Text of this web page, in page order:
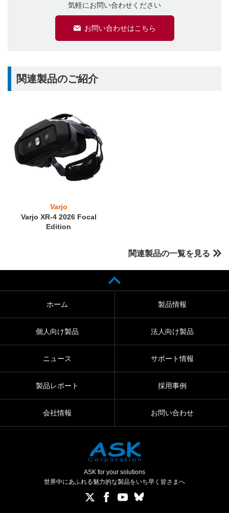
気軽にお問い合わせください
お問い合わせはこちら
関連製品のご紹介
Varjo
Varjo XR-4 2026 Focal
Edition
関連製品の一覧を見る
ホーム 製品情報
個人向け製品 法人向け製品
ニュース サポート情報
製品レポート 採用事例
会社情報 お問い合わせ
ASK for your solutions
世界中にあふれる魅力的な製品をいち早く皆さまへ